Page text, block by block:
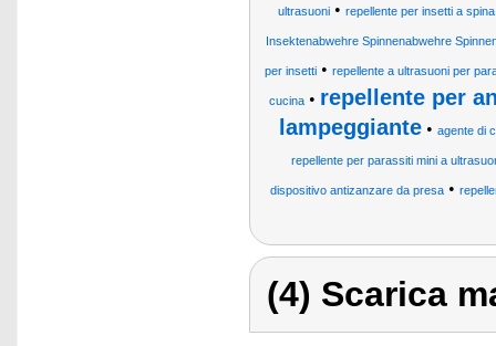
ultrasuoni • repellente per insetti a spina
Insektenabwehre Spinnenabwehre
per insetti• repellente a ultrasuoni per
cucina• repellente per
lampeggiante• agente di
repellente per parassiti mini a
dispositivo antizanzare da presa•
(4) Scarica